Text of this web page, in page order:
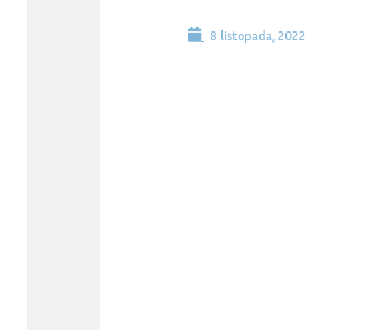
8 listopada, 2022